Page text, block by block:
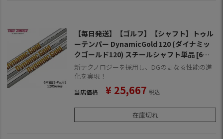
【毎日発送】【ゴルフ】【シャフト】トゥル
ーテンパー DynamicGold 120 (ダイナミッ
クゴールド120) スチールシャフト単品 [6本
組/5I-PW用]
新テクノロジーを採用し、DGの更なる性能の進
化を実現！
当店価格 ¥ 25,667 税込
在庫切れ